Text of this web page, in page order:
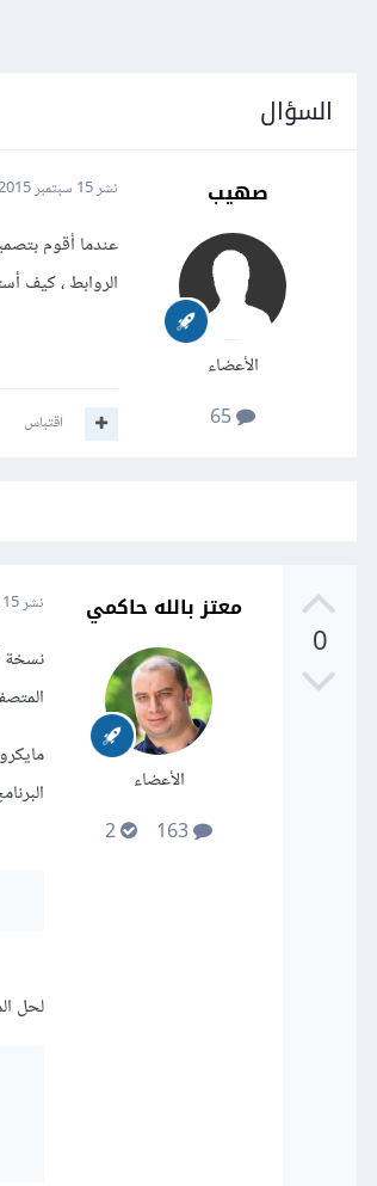
السؤال
صهيب
الأعضاء
نشر15 سبتمبر 2015
عندما أقوم
الروابط ، كيف
اقتباس
0
معتز بالله حاكمي
الأعضاء
نشر15 سبتمبر 2015
نسخة
لحل